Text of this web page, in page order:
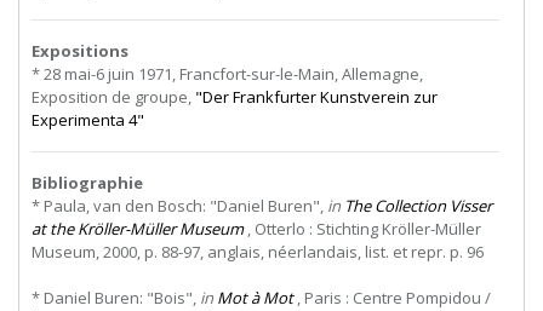
Expositions
* 28 mai-6 juin 1971, Francfort-sur-le-Main, Allemagne,
Exposition de groupe, "Der Frankfurter Kunstverein zur
Experimenta 4"
Bibliographie
* Paula, van den Bosch: "Daniel Buren", in The Collection Visser
at the Kröller-Müller Museum, Otterlo : Stichting Kröller-Müller
Museum, 2000, p. 88-97, anglais, néerlandais, list. et repr. p. 96
* Daniel Buren: "Bois", in Mot à Mot, Paris : Centre Pompidou /